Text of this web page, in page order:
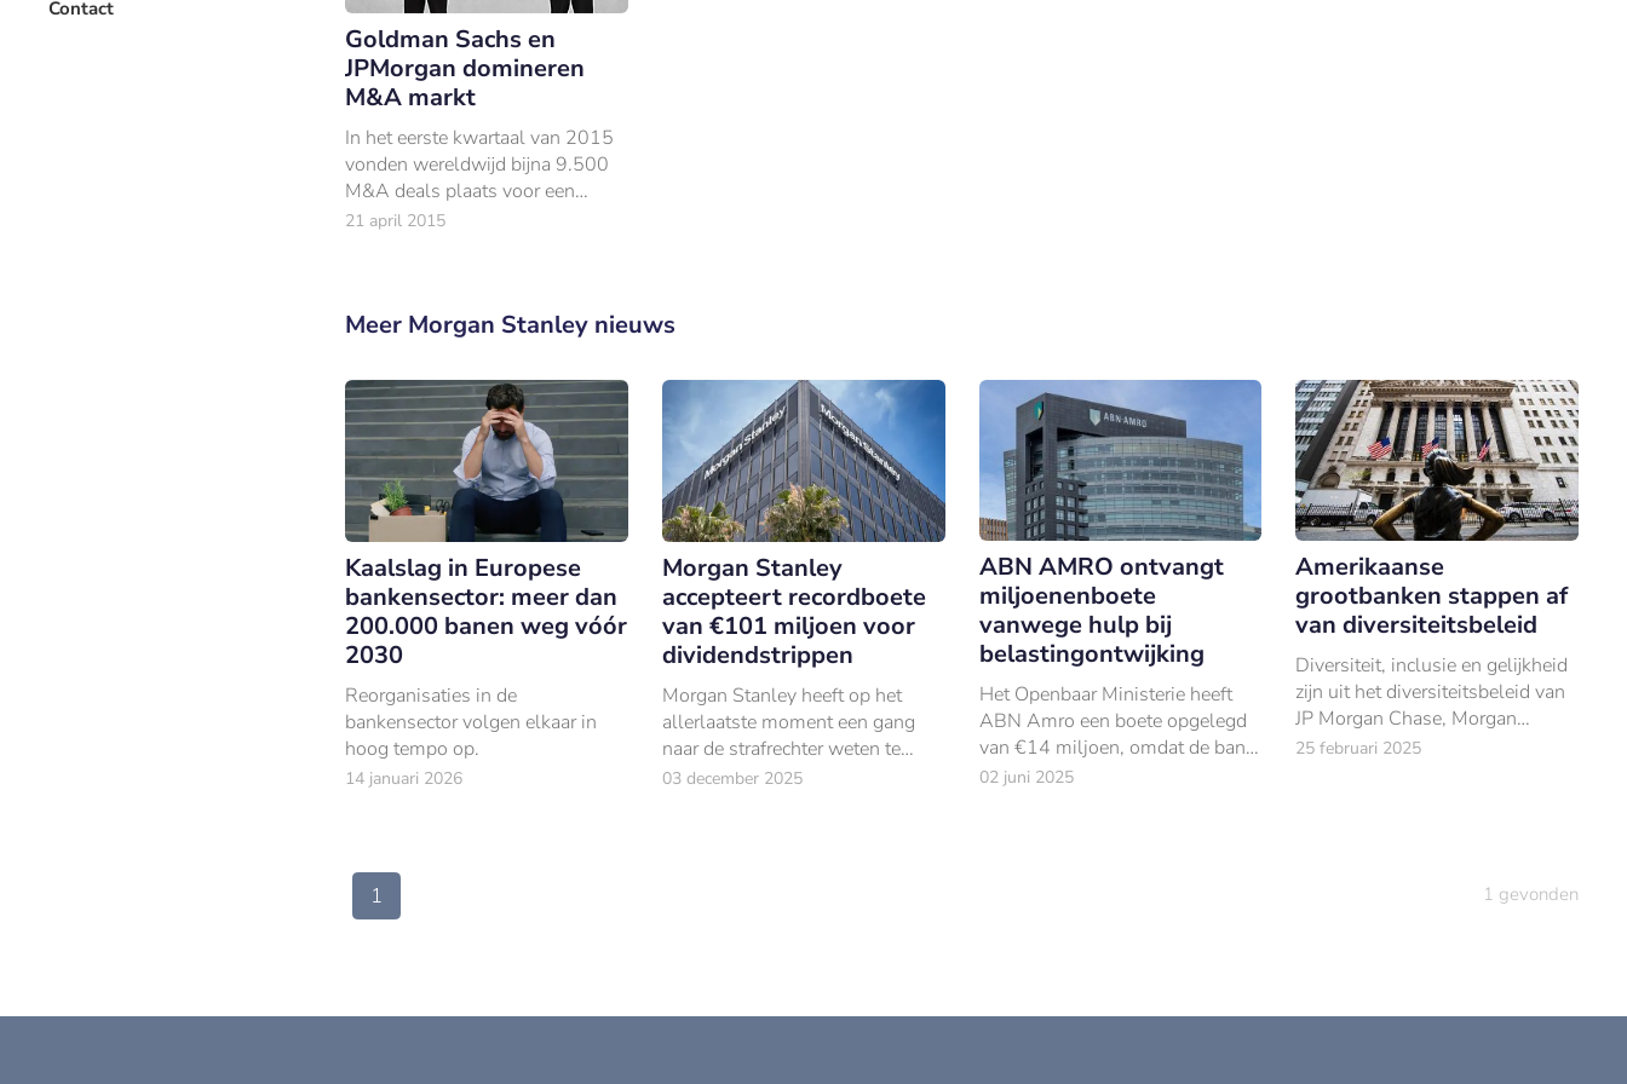
Contact
Goldman Sachs en
JPMorgan domineren
M&A markt
In het eerste kwartaal van 2015
vonden wereldwijd bijna 9.500
M&A deals plaats voor een
totaalbedrag van $887,1 miljard.
21 april 2015
Meer Morgan Stanley nieuws
Kaalslag in Europese
bankensector: meer dan
200.000 banen weg vóór
2030
Reorganisaties in de
bankensector volgen elkaar in
hoog tempo op.
14 januari 2026
Morgan Stanley
accepteert recordboete
van €101 miljoen voor
dividendstrippen
Morgan Stanley heeft op het
allerlaatste moment een gang
naar de strafrechter weten te
voorkomen.
03 december 2025
ABN AMRO ontvangt
miljoenenboete
vanwege hulp bij
belastingontwijking
Het Openbaar Ministerie heeft
ABN Amro een boete opgelegd
van €14 miljoen, omdat de bank
betrokken was bij het opzettelijk
02 juni 2025
Amerikaanse
grootbanken stappen af
van diversiteitsbeleid
Diversiteit, inclusie en gelijkheid
zijn uit het diversiteitsbeleid van
JP Morgan Chase, Morgan
Stanley en Citigroup gehaald.
25 februari 2025
1 1 gevonden